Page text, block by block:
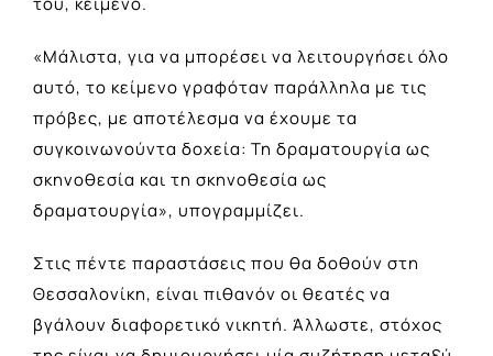
«Μάλιστα, για να μπορέσει να λειτουργήσει όλο
αυτό, το κείμενο γραφόταν παράλληλα με τις
πρόβες, με αποτέλεσμα να έχουμε τα
συγκοινωνούντα δοχεία: Τη δραματουργία ως
σκηνοθεσία και τη σκηνοθεσία ως
δραματουργία», υπογραμμίζει.
Στις πέντε παραστάσεις που θα δοθούν στη
Θεσσαλονίκη, είναι πιθανόν οι θεατές να
βγάλουν διαφορετικό νικητή. Άλλωστε, στόχος